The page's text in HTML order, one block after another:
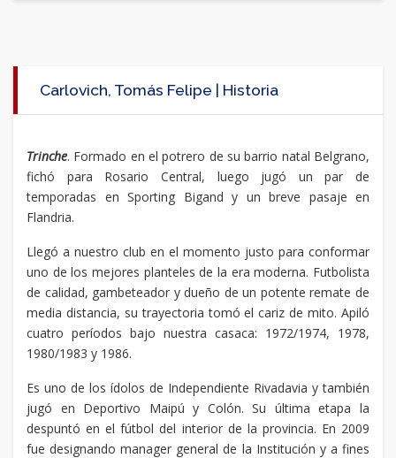
Carlovich, Tomás Felipe | Historia
Trinche. Formado en el potrero de su barrio natal Belgrano,
fichó para Rosario Central, luego jugó un par de
temporadas en Sporting Bigand y un breve pasaje en
Flandria.
Llegó a nuestro club en el momento justo para conformar
uno de los mejores planteles de la era moderna. Futbolista
de calidad, gambeteador y dueño de un potente remate de
media distancia, su trayectoria tomó el cariz de mito. Apiló
cuatro períodos bajo nuestra casaca: 1972/1974, 1978,
1980/1983 y 1986.
Es uno de los ídolos de Independiente Rivadavia y también
jugó en Deportivo Maipú y Colón. Su última etapa la
despuntó en el fútbol del interior de la provincia. En 2009
fue designando manager general de la Institución y a fines